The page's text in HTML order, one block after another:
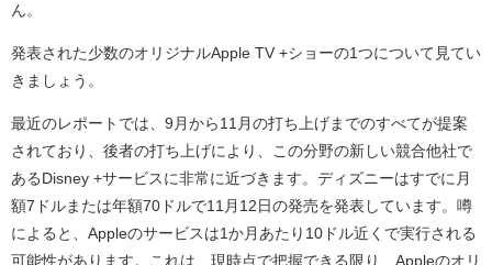
ん。
発表された少数のオリジナルApple TV +ショーの1つについて見てい
きましょう。
最近のレポートでは、9月から11月の打ち上げまでのすべてが提案
されており、後者の打ち上げにより、この分野の新しい競合他社で
あるDisney +サービスに非常に近づきます。ディズニーはすでに月
額7ドルまたは年額70ドルで11月12日の発売を発表しています。噂
によると、Appleのサービスは1か月あたり10ドル近くで実行される
可能性があります。これは、現時点で把握できる限り、Appleのオリ